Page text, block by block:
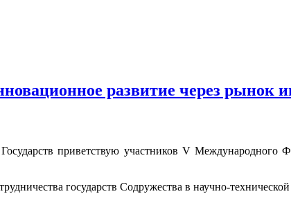
развитие через рынок
приветствую участников V Международного
государств Содружества в научно-